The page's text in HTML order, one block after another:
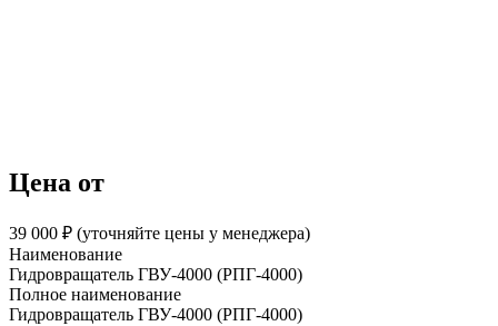
Цена от
39 000 ₽︁ (уточняйте цены у менеджера)
Наименование
Гидровращатель ГВУ-4000 (РПГ-4000)
Полное наименование
Гидровращатель ГВУ-4000 (РПГ-4000)